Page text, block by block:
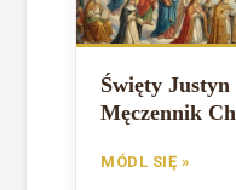
Święty
Męczennik
MÓDL SIĘ »